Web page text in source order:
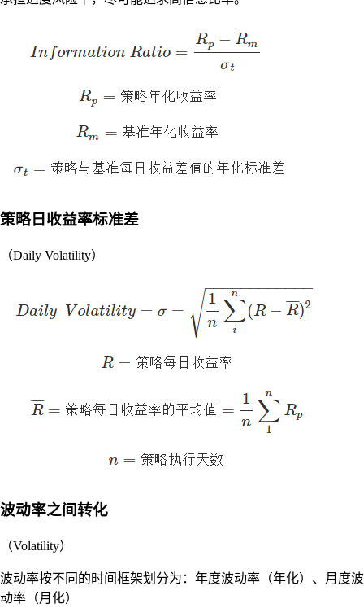
策略日收益率标准差
（Daily Volatility）
波动率之间转化
（Volatility）
波动率按不同的时间框架划分为：年度波动率（年化）、月度波
动率（月化）